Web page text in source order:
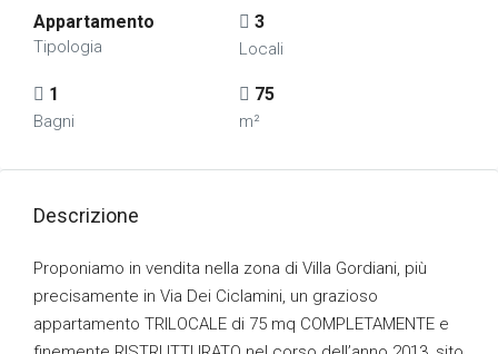
Appartamento
Tipologia
3
Locali
1
Bagni
75
m²
Descrizione
Proponiamo in vendita nella zona di Villa Gordiani, più
precisamente in Via Dei Ciclamini, un grazioso
appartamento TRILOCALE di 75 mq COMPLETAMENTE e